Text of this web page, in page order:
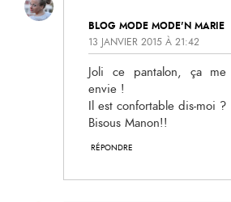
BLOG MODE MODE'N MARIE
13 JANVIER 2015 À 21:42
Joli ce pantalon, ça
envie !
Il est confortable dis-moi ?
Bisous Manon!!
RÉPONDRE